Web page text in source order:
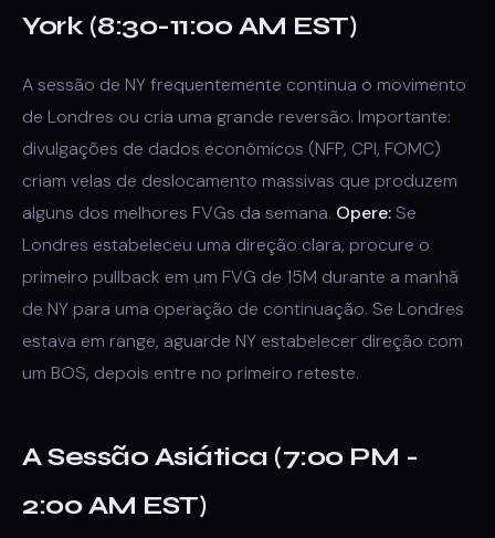
York (8:30-11:00 AM EST)
A sessão de NY frequentemente continua o movimento
de Londres ou cria uma grande reversão. Importante:
divulgações de dados econômicos (NFP, CPI, FOMC)
criam velas de deslocamento massivas que produzem
alguns dos melhores FVGs da semana. Opere: Se
Londres estabeleceu uma direção clara, procure o
primeiro pullback em um FVG de 15M durante a manhã
de NY para uma operação de continuação. Se Londres
estava em range, aguarde NY estabelecer direção com
um BOS, depois entre no primeiro reteste.
A Sessão Asiática (7:00 PM -
2:00 AM EST)